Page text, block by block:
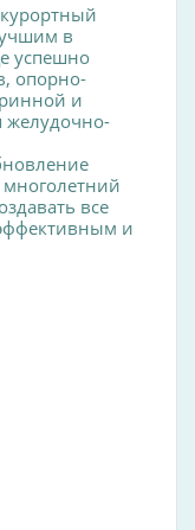
в
успешно
опорно-
и
желудочно-
все
и